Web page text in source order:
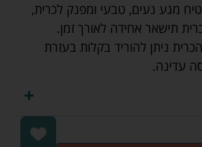
מגע נעים, טבעי ומפנק לכרית,
תישאר אחידה לאורך זמן.
ניתן להוריד בקלות בעזרת
עדינה.